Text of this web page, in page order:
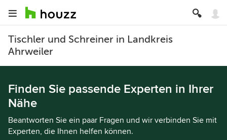
Tischler und Schreiner in Landkreis
Ahrweiler
Finden Sie passende Experten in Ihrer
Nähe
Beantworten Sie ein paar Fragen und wir verbinden Sie mit
Experten, die Ihnen helfen können.